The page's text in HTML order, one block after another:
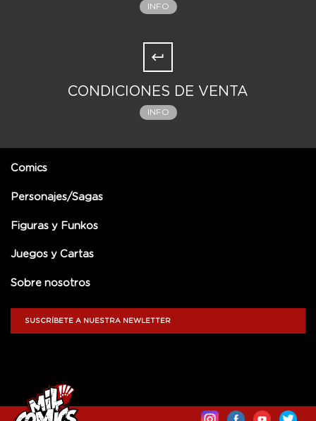
INFO
CONDICIONES DE VENTA
INFO
Comics
Personajes/Sagas
Figuras y Funkos
Juegos y Cartas
Sobre nosotros
SUSCRÍBETE A NUESTRA NEWLETTER